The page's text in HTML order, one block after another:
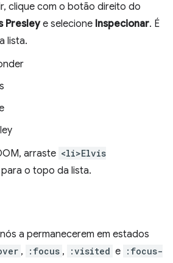
clique com o botão direito do
Presleye selecione Inspecionar. É
lista.
arraste <li>Elvis
para o topo da lista.
a permanecerem em estados
, :focus , :visited e :focus-